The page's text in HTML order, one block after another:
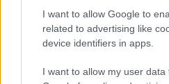
I want to allow Google to
related to advertising like
device identifiers in apps.
I want to allow my user data
papierprenesieme
tlačiarne a nápis
bielou farbou.